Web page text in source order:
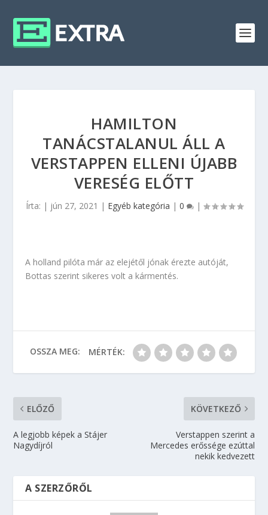
HAMILTON
TANÁCSTALANUL ÁLL A
VERSTAPPEN ELLENI ÚJABB
VERESÉG ELŐTT
Írta: | jún 27, 2021 | Egyéb kategória | 0 |
A holland pilóta már az elejétől jónak érezte autóját,
Bottas szerint sikeres volt a kármentés.
OSSZA MEG: MÉRTÉK:
ELŐZŐ
A legjobb képek a Stájer
Nagydíjról
KÖVETKEZŐ
Verstappen szerint a
Mercedes erőssége ezúttal
nekik kedvezett
A SZERZŐRŐL